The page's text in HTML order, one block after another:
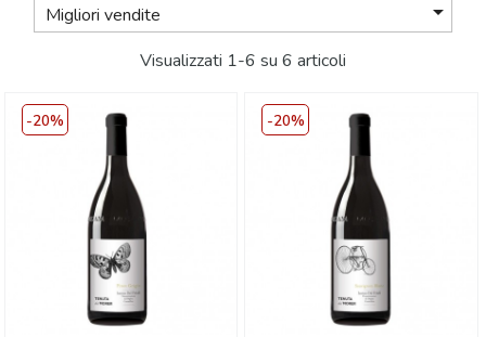
Migliori vendite 
Visualizzati 1-6 su 6 articoli
-20% -20%